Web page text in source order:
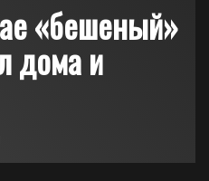
«бешеный»
дома и